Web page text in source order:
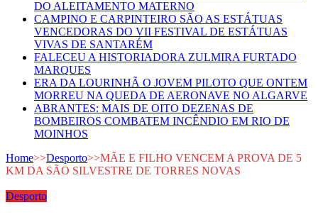
DO ALEITAMENTO MATERNO
CAMPINO E CARPINTEIRO SÃO AS ESTÁTUAS
VENCEDORAS DO VII FESTIVAL DE ESTÁTUAS
VIVAS DE SANTARÉM
FALECEU A HISTORIADORA ZULMIRA FURTADO
MARQUES
ERA DA LOURINHÃ O JOVEM PILOTO QUE ONTEM
MORREU NA QUEDA DE AERONAVE NO ALGARVE
ABRANTES: MAIS DE OITO DEZENAS DE
BOMBEIROS COMBATEM INCÊNDIO EM RIO DE
MOINHOS
Home>>Desporto>>MÃE E FILHO VENCEM A PROVA DE 5
KM DA SÃO SILVESTRE DE TORRES NOVAS
Desporto